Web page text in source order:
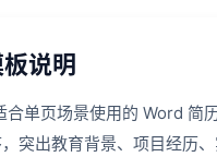
说明
单页场景使用的 Word 简
突出教育背景、项目经历、